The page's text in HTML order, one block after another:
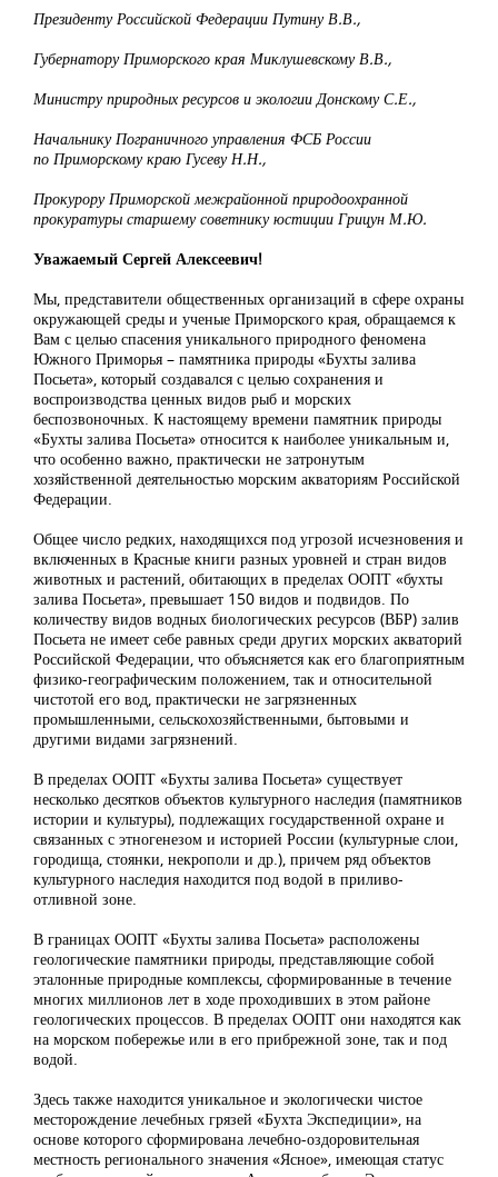
Президенту Российской Федерации Путину В.В.,
Губернатору Приморского края Миклушевскому В.В.,
Министру природных ресурсов и экологии Донскому С.Е.,
Начальнику Пограничного управления ФСБ России
по Приморскому краю Гусеву Н.Н.,
Прокурору Приморской межрайонной природоохранной
прокуратуры старшему советнику юстиции Грицун М.Ю.
Уважаемый Сергей Алексеевич!
Мы, представители общественных организаций в сфере охраны
окружающей среды и ученые Приморского края, обращаемся к
Вам с целью спасения уникального природного феномена
Южного Приморья – памятника природы «Бухты залива
Посьета», который создавался с целью сохранения и
воспроизводства ценных видов рыб и морских
беспозвоночных. К настоящему времени памятник природы
«Бухты залива Посьета» относится к наиболее уникальным и,
что особенно важно, практически не затронутым
хозяйственной деятельностью морским акваториям Российской
Федерации.
Общее число редких, находящихся под угрозой исчезновения и
включенных в Красные книги разных уровней и стран видов
животных и растений, обитающих в пределах ООПТ «бухты
залива Посьета», превышает 150 видов и подвидов. По
количеству видов водных биологических ресурсов (ВБР) залив
Посьета не имеет себе равных среди других морских акваторий
Российской Федерации, что объясняется как его благоприятным
физико-географическим положением, так и относительной
чистотой его вод, практически не загрязненных
промышленными, сельскохозяйственными, бытовыми и
другими видами загрязнений.
В пределах ООПТ «Бухты залива Посьета» существует
несколько десятков объектов культурного наследия (памятников
истории и культуры), подлежащих государственной охране и
связанных с этногенезом и историей России (культурные слои,
городища, стоянки, некрополи и др.), причем ряд объектов
культурного наследия находится под водой в приливо-
отливной зоне.
В границах ООПТ «Бухты залива Посьета» расположены
геологические памятники природы, представляющие собой
эталонные природные комплексы, сформированные в течение
многих миллионов лет в ходе проходивших в этом районе
геологических процессов. В пределах ООПТ они находятся как
на морском побережье или в его прибрежной зоне, так и под
водой.
Здесь также находится уникальное и экологически чистое
месторождение лечебных грязей «Бухта Экспедиции», на
основе которого сформирована лечебно-оздоровительная
местность регионального значения «Ясное», имеющая статус